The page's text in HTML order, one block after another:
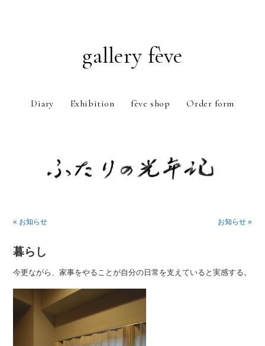
gallery fève
Diary Exhibition fève shop Order form
« お知らせ
お知らせ »
暮らし
今更ながら、家事をやることが自分の日常を支えていると実感する。